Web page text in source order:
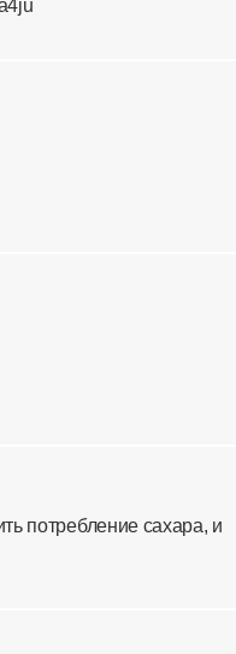
потребление сахара, и